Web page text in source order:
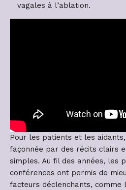
vagales à l’ablation.
Pour les patients et les
façonnée par des récits clairs
simples. Au fil des années, les
conférences ont permis de
facteurs déclenchants, comme